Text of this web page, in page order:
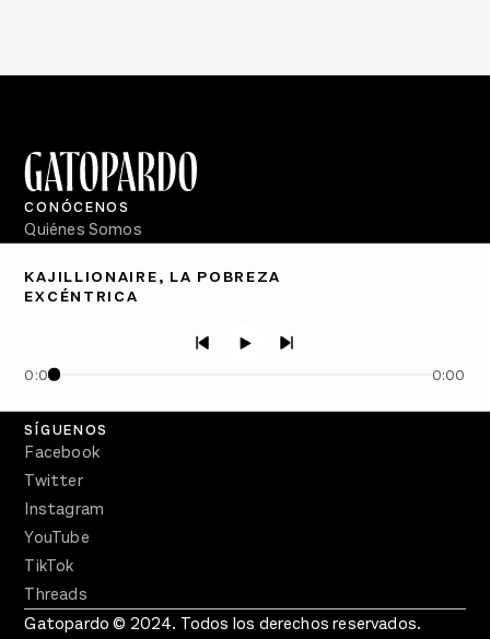
KAJILLIONAIRE, LA POBREZA
EXCÉNTRICA
0:00 0:00
CONÓCENOS
Quiénes Somos
PÓDCASTS
Crecer en Distopía
SÍGUENOS
Facebook
Twitter
Instagram
YouTube
TikTok
Threads
Gatopardo © 2024. Todos los derechos reservados.